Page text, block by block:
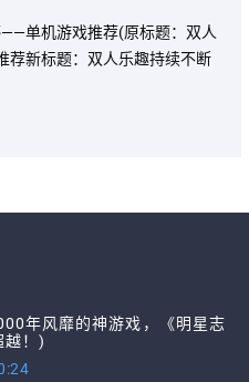
单机游戏推荐(原标题：双人
新标题：双人乐趣持续不断
年风靡的神游戏，《明星志
越！)